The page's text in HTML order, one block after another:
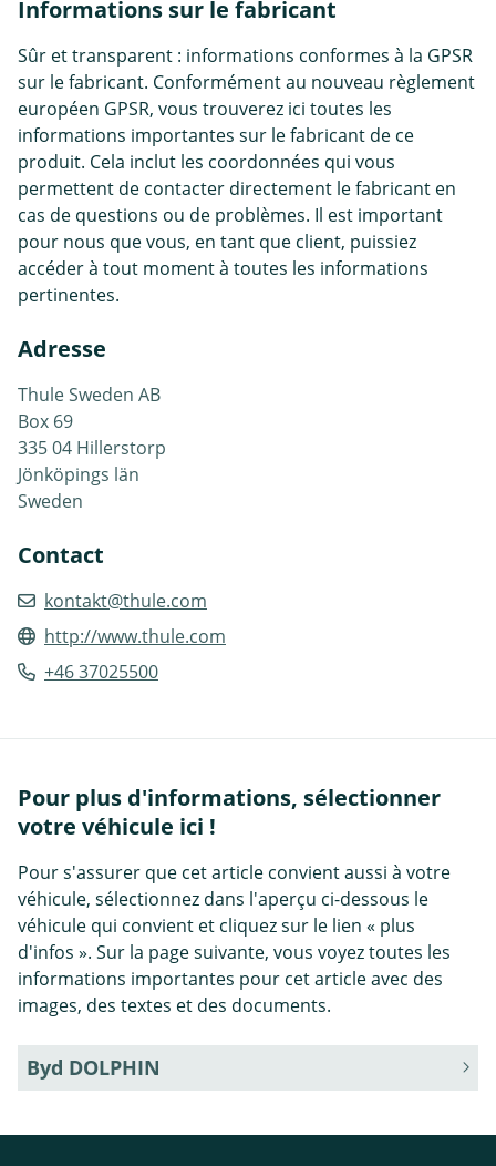
Informations sur le fabricant
Sûr et transparent : informations conformes à la GPSR
sur le fabricant. Conformément au nouveau règlement
européen GPSR, vous trouverez ici toutes les
informations importantes sur le fabricant de ce
produit. Cela inclut les coordonnées qui vous
permettent de contacter directement le fabricant en
cas de questions ou de problèmes. Il est important
pour nous que vous, en tant que client, puissiez
accéder à tout moment à toutes les informations
pertinentes.
Adresse
Thule Sweden AB
Box 69
335 04 Hillerstorp
Jönköpings län
Sweden
Contact
kontakt@thule.com
http://www.thule.com
+46 37025500
Pour plus d'informations, sélectionner
votre véhicule ici !
Pour s'assurer que cet article convient aussi à votre
véhicule, sélectionnez dans l'aperçu ci-dessous le
véhicule qui convient et cliquez sur le lien « plus
d'infos ». Sur la page suivante, vous voyez toutes les
informations importantes pour cet article avec des
images, des textes et des documents.
Byd DOLPHIN